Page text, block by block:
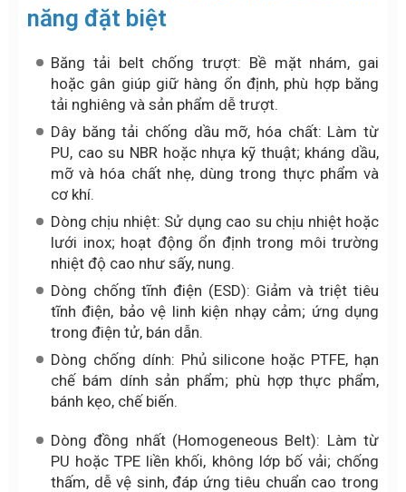
năng đặt biệt
Băng tải belt chống trượt: Bề mặt nhám, gai
hoặc gân giúp giữ hàng ổn định, phù hợp băng
tải nghiêng và sản phẩm dễ trượt.
Dây băng tải chống dầu mỡ, hóa chất: Làm từ
PU, cao su NBR hoặc nhựa kỹ thuật; kháng dầu,
mỡ và hóa chất nhẹ, dùng trong thực phẩm và
cơ khí.
Dòng chịu nhiệt: Sử dụng cao su chịu nhiệt hoặc
lưới inox; hoạt động ổn định trong môi trường
nhiệt độ cao như sấy, nung.
Dòng chống tĩnh điện (ESD): Giảm và triệt tiêu
tĩnh điện, bảo vệ linh kiện nhạy cảm; ứng dụng
trong điện tử, bán dẫn.
Dòng chống dính: Phủ silicone hoặc PTFE, hạn
chế bám dính sản phẩm; phù hợp thực phẩm,
bánh kẹo, chế biến.
Dòng đồng nhất (Homogeneous Belt): Làm từ
PU hoặc TPE liền khối, không lớp bố vải; chống
thấm, dễ vệ sinh, đáp ứng tiêu chuẩn cao trong